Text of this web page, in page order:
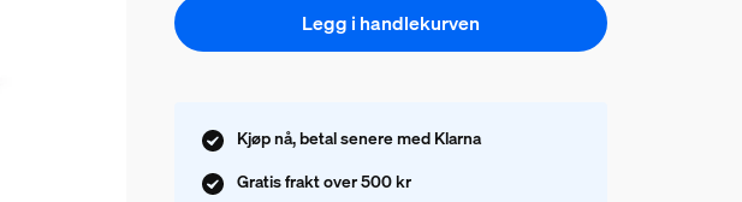
Legg i handlekurven
Kjøp nå, betal senere med Klarna
Gratis frakt over 500 kr